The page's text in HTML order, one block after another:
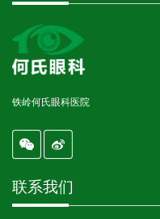
铁岭何氏眼科医院
联系我们